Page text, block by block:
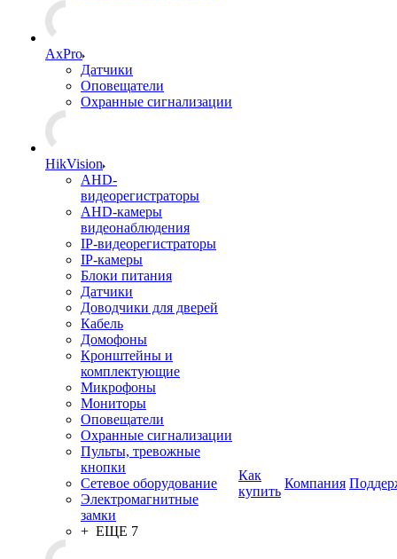
AxPro
Датчики
Оповещатели
Охранные сигнализации
HikVision
AHD-
видеорегистраторы
AHD-камеры
видеонаблюдения
IP-видеорегистраторы
IP-камеры
Блоки питания
Датчики
Доводчики для дверей
Кабель
Домофоны
Кронштейны и
комплектующие
Микрофоны
Мониторы
Оповещатели
Охранные сигнализации
Пульты, тревожные
кнопки
Сетевое оборудование
Электромагнитные
замки
+ ЕЩЕ 7
Как
купить
Компания